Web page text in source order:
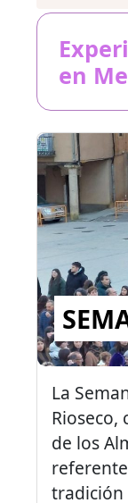
en
La
Rioseco,
de los
tradición